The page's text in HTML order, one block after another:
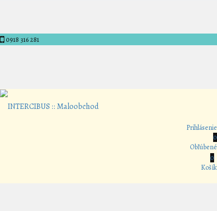
0918 316 281
Prihlásenie
0
Obľúbené
0
Košík